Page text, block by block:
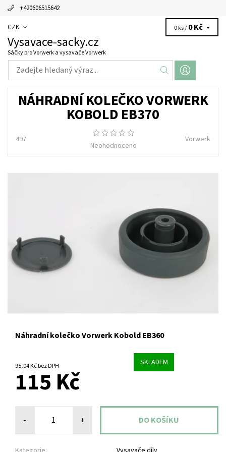
+420606515642
CZK
Vysavace-sacky.cz
Sáčky pro Vorwerk a vysavače Vorwerk
0 ks / 0 Kč
NÁHRADNÍ KOLEČKO VORWERK
KOBOLD EB370
497
Neohodnoceno
Vorwerk
Náhradní kolečko Vorwerk Kobold EB360
95,04 Kč bez DPH SKLADEM
115 Kč
- +